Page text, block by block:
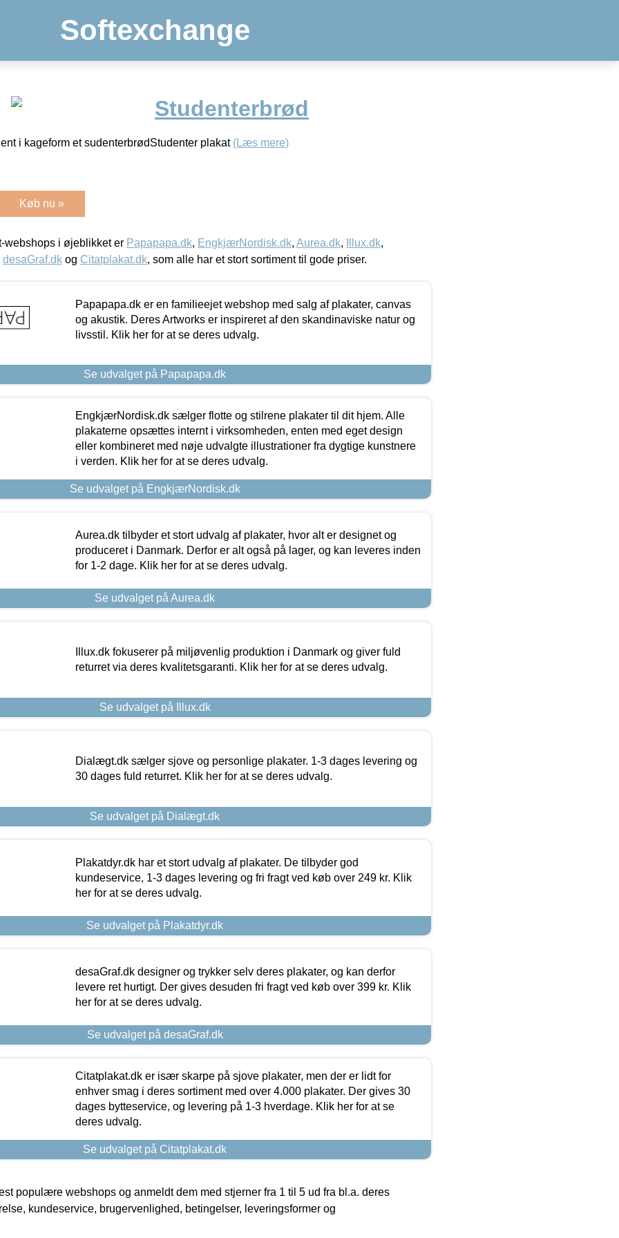
Softexchange
Studenterbrød
i kageform et sudenterbrødStudenter plakat (Læs mere)
Køb nu »
i øjeblikket er Papapapa.dk, EngkjærNordisk.dk, Aurea.dk, Illux.dk,
desaGraf.dk og Citatplakat.dk, som alle har et stort sortiment til gode priser.
Papapapa.dk er en familieejet webshop med salg af plakater, canvas
og akustik. Deres Artworks er inspireret af den skandinaviske natur og
livsstil. Klik her for at se deres udvalg.
Se udvalget på Papapapa.dk
EngkjærNordisk.dk sælger flotte og stilrene plakater til dit hjem. Alle
plakaterne opsættes internt i virksomheden, enten med eget design
eller kombineret med nøje udvalgte illustrationer fra dygtige kunstnere
i verden. Klik her for at se deres udvalg.
Se udvalget på EngkjærNordisk.dk
Aurea.dk tilbyder et stort udvalg af plakater, hvor alt er designet og
produceret i Danmark. Derfor er alt også på lager, og kan leveres inden
for 1-2 dage. Klik her for at se deres udvalg.
Se udvalget på Aurea.dk
Illux.dk fokuserer på miljøvenlig produktion i Danmark og giver fuld
returret via deres kvalitetsgaranti. Klik her for at se deres udvalg.
Se udvalget på Illux.dk
Dialægt.dk sælger sjove og personlige plakater. 1-3 dages levering og
30 dages fuld returret. Klik her for at se deres udvalg.
Se udvalget på Dialægt.dk
Plakatdyr.dk har et stort udvalg af plakater. De tilbyder god
kundeservice, 1-3 dages levering og fri fragt ved køb over 249 kr. Klik
her for at se deres udvalg.
Se udvalget på Plakatdyr.dk
desaGraf.dk designer og trykker selv deres plakater, og kan derfor
levere ret hurtigt. Der gives desuden fri fragt ved køb over 399 kr. Klik
her for at se deres udvalg.
Se udvalget på desaGraf.dk
Citatplakat.dk er især skarpe på sjove plakater, men der er lidt for
enhver smag i deres sortiment med over 4.000 plakater. Der gives 30
dages bytteservice, og levering på 1-3 hverdage. Klik her for at se
deres udvalg.
Se udvalget på Citatplakat.dk
populære webshops og anmeldt dem med stjerner fra 1 til 5 ud fra bl.a. deres
kundeservice, brugervenlighed, betingelser, leveringsformer og